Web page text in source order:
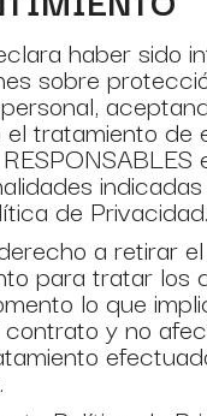
haber sido
sobre
tratamiento de
de Privacidad.
a retirar el
para tratar los
lo que
y no